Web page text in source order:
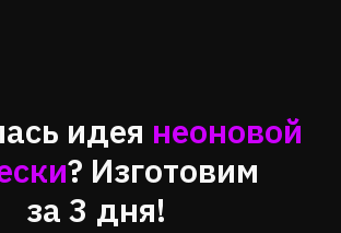
идея неоновой
? Изготовим
за 3 дня!